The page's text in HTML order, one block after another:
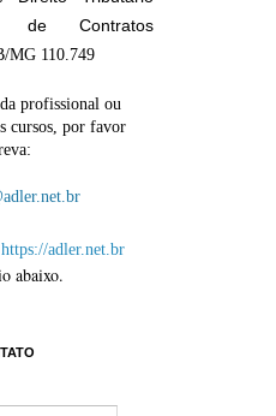
de Contratos
MG 110.749
profissional ou
cursos, por favor
https://adler.net.br
abaixo.